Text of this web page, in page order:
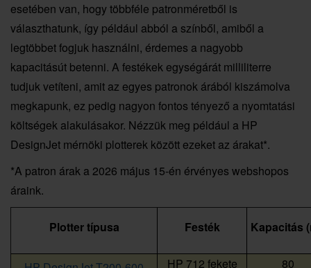
esetében van, hogy többféle patronméretből is
választhatunk, így például abból a színből, amiből a
legtöbbet fogjuk használni, érdemes a nagyobb
kapacitásút betenni. A festékek egységárát milliliterre
tudjuk vetíteni, amit az egyes patronok árából kiszámolva
megkapunk, ez pedig nagyon fontos tényező a nyomtatási
költségek alakulásakor. Nézzük meg például a HP
DesignJet mérnöki plotterek között ezeket az árakat*.
*A patron árak a 2026 május 15-én érvényes webshopos
áraink.
Plotter típusa Festék Kapacitás
HP 712 fekete
80